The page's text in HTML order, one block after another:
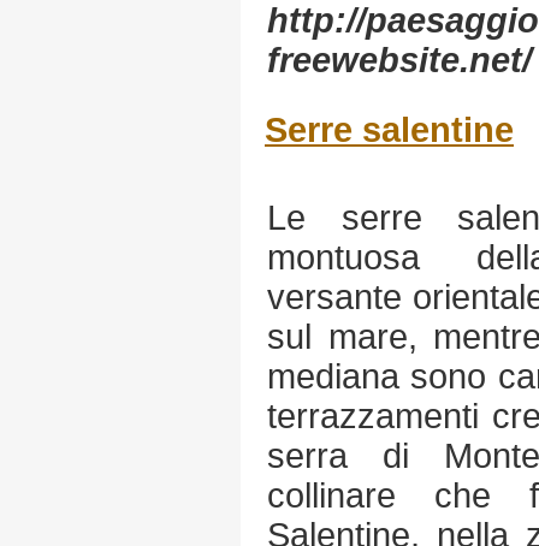
http://
freewebsite.net/
Serre salentine
Le serre
montuosa
versante
sul mare,
mediana sono
terrazzamenti
serra di
collinare che
Salentine, nella